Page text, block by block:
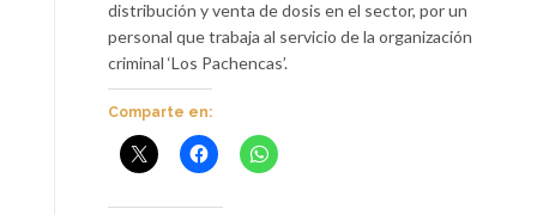
distribución y venta de dosis en el sector, por un
personal que trabaja al servicio de la organización
criminal ‘Los Pachencas’.
Comparte en: